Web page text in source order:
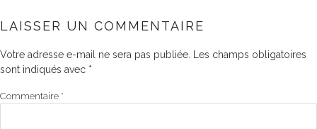
LAISSER UN COMMENTAIRE
Votre adresse e-mail ne sera pas publiée.
Les champs obligatoires
sont indiqués avec *
Commentaire *